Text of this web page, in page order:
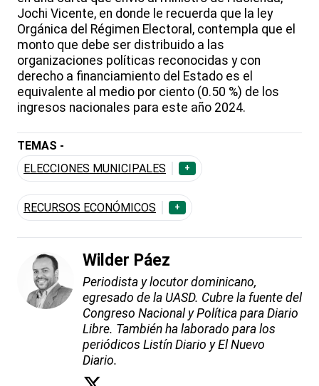
Jochi Vicente, en donde le recuerda que la ley
Orgánica del Régimen Electoral, contempla que el
monto que debe ser distribuido a las
organizaciones políticas reconocidas y con
derecho a financiamiento del Estado es el
equivalente al medio por ciento (0.50 %) de los
ingresos nacionales para este año 2024.
TEMAS -
ELECCIONES MUNICIPALES
+
RECURSOS ECONÓMICOS +
Wilder Páez
Periodista y locutor dominicano,
egresado de la UASD. Cubre la fuente del
Congreso Nacional y Política para Diario
Libre. También ha laborado para los
periódicos Listín Diario y El Nuevo
Diario.